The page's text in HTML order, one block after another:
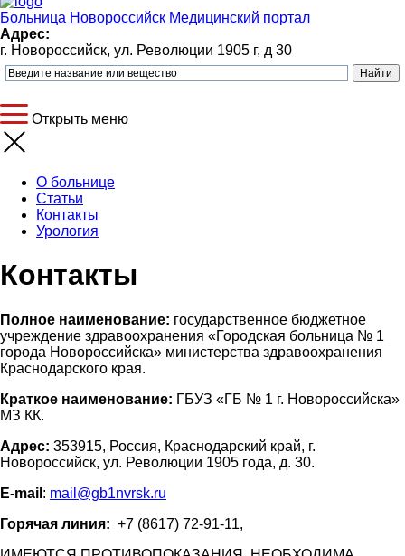
Больница Новороссийск Медицинский портал
Адрес:
г. Новороссийск, ул. Революции 1905 г, д 30
Открыть меню
О больнице
Статьи
Контакты
Урология
Контакты
Полное наименование: государственное бюджетное
учреждение здравоохранения «Городская больница № 1
города Новороссийска» министерства здравоохранения
Краснодарского края.
Краткое наименование: ГБУЗ «ГБ № 1 г. Новороссийска»
МЗ КК.
Адрес: 353915, Россия, Краснодарский край, г.
Новороссийск, ул. Революции 1905 года, д. 30.
E-mail : mail@gb1nvrsk.ru
Горячая линия: +7 (8617) 72-91-11,